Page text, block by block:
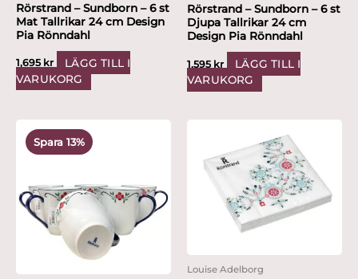
Rörstrand – Sundborn – 6 st
Mat Tallrikar 24 cm Design
Pia Rönndahl
1,695 kr
LÄGG TILL I
VARUKORG
Rörstrand – Sundborn – 6 st
Djupa Tallrikar 24 cm
Design Pia Rönndahl
1,595 kr
LÄGG TILL I
VARUKORG
Spara 13%
ursprungliga
Louise Adelborg